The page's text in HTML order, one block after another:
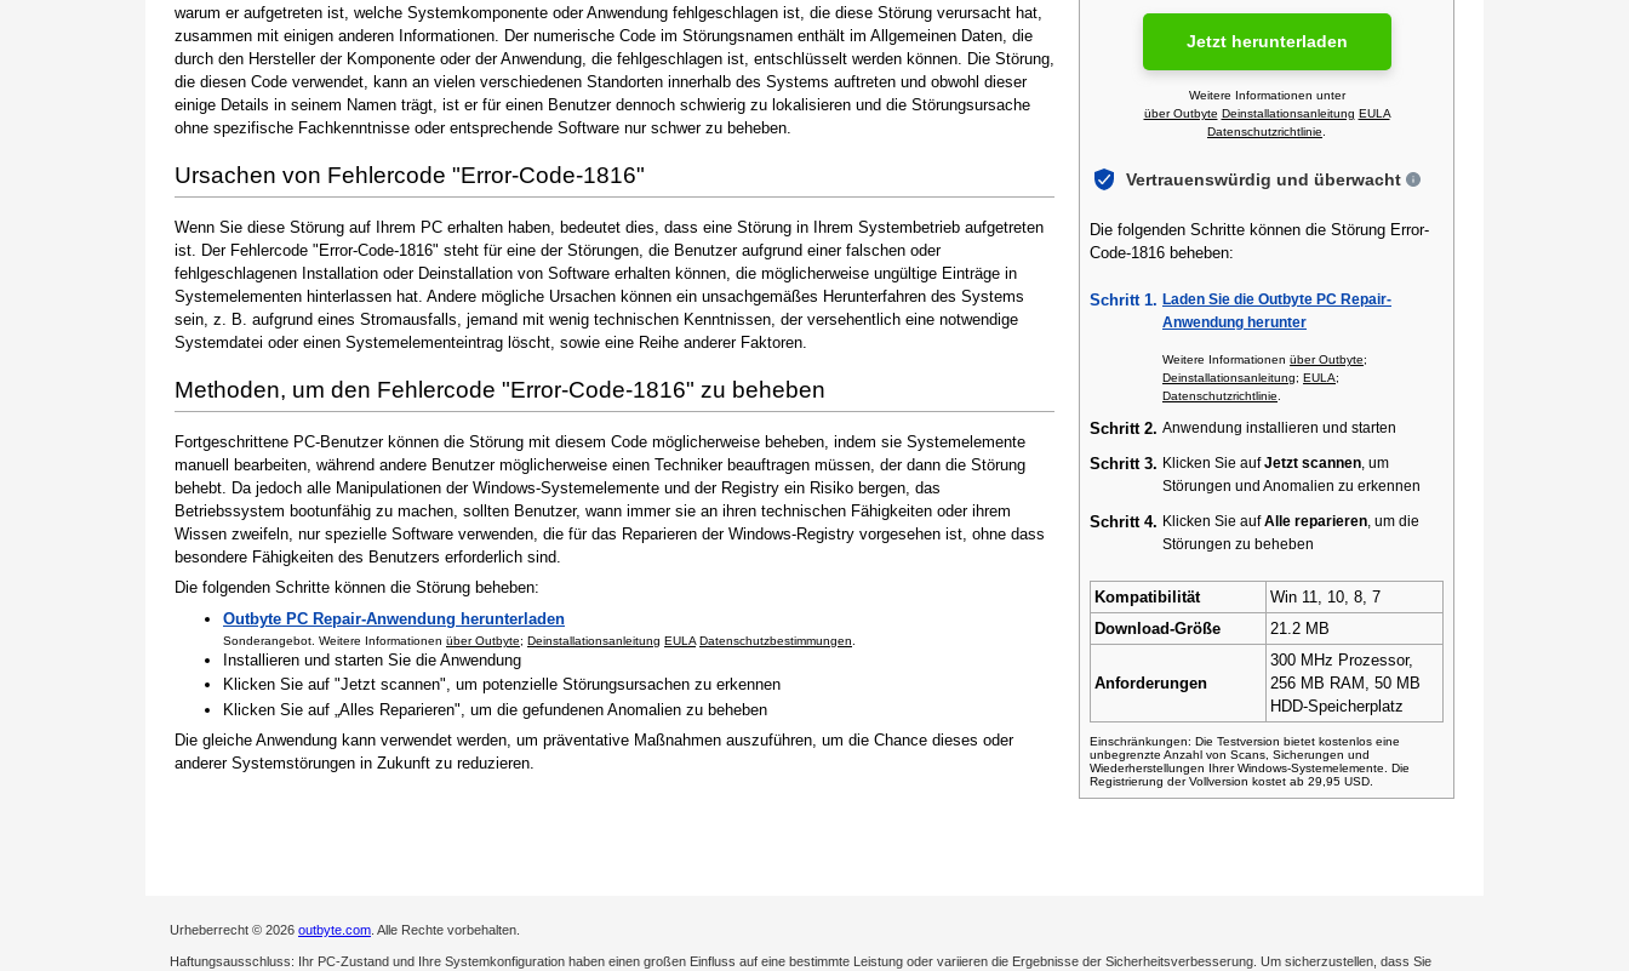
warum er aufgetreten ist, welche Systemkomponente oder Anwendung fehlgeschlagen ist, die diese Störung verursacht hat,
zusammen mit einigen anderen Informationen. Der numerische Code im Störungsnamen enthält im Allgemeinen Daten, die
durch den Hersteller der Komponente oder der Anwendung, die fehlgeschlagen ist, entschlüsselt werden können. Die Störung,
die diesen Code verwendet, kann an vielen verschiedenen Standorten innerhalb des Systems auftreten und obwohl dieser
einige Details in seinem Namen trägt, ist er für einen Benutzer dennoch schwierig zu lokalisieren und die Störungsursache
ohne spezifische Fachkenntnisse oder entsprechende Software nur schwer zu beheben.
Ursachen von Fehlercode "Error-Code-1816"
Wenn Sie diese Störung auf Ihrem PC erhalten haben, bedeutet dies, dass eine Störung in Ihrem Systembetrieb aufgetreten
ist. Der Fehlercode "Error-Code-1816" steht für eine der Störungen, die Benutzer aufgrund einer falschen oder
fehlgeschlagenen Installation oder Deinstallation von Software erhalten können, die möglicherweise ungültige Einträge in
Systemelementen hinterlassen hat. Andere mögliche Ursachen können ein unsachgemäßes Herunterfahren des Systems
sein, z. B. aufgrund eines Stromausfalls, jemand mit wenig technischen Kenntnissen, der versehentlich eine notwendige
Systemdatei oder einen Systemelementeintrag löscht, sowie eine Reihe anderer Faktoren.
Methoden, um den Fehlercode "Error-Code-1816" zu beheben
Fortgeschrittene PC-Benutzer können die Störung mit diesem Code möglicherweise beheben, indem sie Systemelemente
manuell bearbeiten, während andere Benutzer möglicherweise einen Techniker beauftragen müssen, der dann die Störung
behebt. Da jedoch alle Manipulationen der Windows-Systemelemente und der Registry ein Risiko bergen, das
Betriebssystem bootunfähig zu machen, sollten Benutzer, wann immer sie an ihren technischen Fähigkeiten oder ihrem
Wissen zweifeln, nur spezielle Software verwenden, die für das Reparieren der Windows-Registry vorgesehen ist, ohne dass
besondere Fähigkeiten des Benutzers erforderlich sind.
Die folgenden Schritte können die Störung beheben:
Outbyte PC Repair-Anwendung herunterladen
Sonderangebot. Weitere Informationen über Outbyte; Deinstallationsanleitung EULA Datenschutzbestimmungen
Installieren und starten Sie die Anwendung
Klicken Sie auf "Jetzt scannen", um potenzielle Störungsursachen zu erkennen
Klicken Sie auf „Alles Reparieren", um die gefundenen Anomalien zu beheben
Die gleiche Anwendung kann verwendet werden, um präventative Maßnahmen auszuführen, um die Chance dieses oder
anderer Systemstörungen in Zukunft zu reduzieren.
Jetzt herunterladen
Weitere Informationen unter
über Outbyte Deinstallationsanleitung EULA
Datenschutzrichtlinie
Vertrauenswürdig und überwacht
Die folgenden Schritte können die Störung Error-
Code-1816 beheben:
Schritt 1. Laden Sie die Outbyte PC Repair-
Anwendung herunter
Weitere Informationen über Outbyte;
Deinstallationsanleitung; EULA;
Datenschutzrichtlinie
Schritt 2. Anwendung installieren und starten
Schritt 3. Klicken Sie aufJetzt scannen , um
Störungen und Anomalien zu erkennen
Schritt 4. Klicken Sie aufAlle reparieren , um die
Störungen zu beheben
Kompatibilität
Win 11, 10, 8, 7
Download-Größe
21.2 MB
Anforderungen
300 MHz Prozessor,
256 MB RAM, 50 MB
HDD-Speicherplatz
Einschränkungen: Die Testversion bietet kostenlos eine
unbegrenzte Anzahl von Scans, Sicherungen und
Wiederherstellungen Ihrer Windows-Systemelemente. Die
Registrierung der Vollversion kostet ab 29,95 USD.
Urheberrecht © 2026 outbyte.com . Alle Rechte vorbehalten.
Haftungsausschluss: Ihr PC-Zustand und Ihre Systemkonfiguration haben einen großen Einfluss auf eine bestimmte Leistung oder variieren die Ergebnisse der Sicherheitsverbesserung. Um sicherzustellen, dass Sie